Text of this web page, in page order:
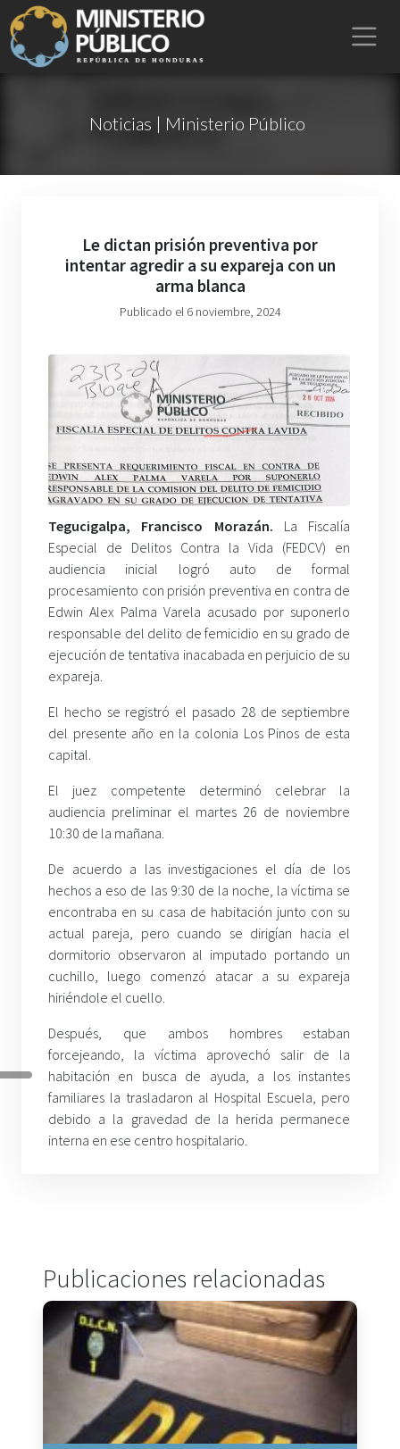
Noticias | Ministerio Público
Le dictan prisión preventiva por
intentar agredir a su expareja con un
arma blanca
Publicado el 6 noviembre, 2024
Tegucigalpa, Francisco Morazán. La Fiscalía
Especial de Delitos Contra la Vida (FEDCV) en
audiencia inicial logró auto de formal
procesamiento con prisión preventiva en contra de
Edwin Alex Palma Varela acusado por suponerlo
responsable del delito de femicidio en su grado de
ejecución de tentativa inacabada en perjuicio de su
expareja.
El hecho se registró el pasado 28 de septiembre
del presente año en la colonia Los Pinos de esta
capital.
El juez competente determinó celebrar la
audiencia preliminar el martes 26 de noviembre
10:30 de la mañana.
De acuerdo a las investigaciones el día de los
hechos a eso de las 9:30 de la noche, la víctima se
encontraba en su casa de habitación junto con su
actual pareja, pero cuando se dirigían hacia el
dormitorio observaron al imputado portando un
cuchillo, luego comenzó atacar a su expareja
hiriéndole el cuello.
Después, que ambos hombres estaban
forcejeando, la víctima aprovechó salir de la
habitación en busca de ayuda, a los instantes
familiares la trasladaron al Hospital Escuela, pero
debido a la gravedad de la herida permanece
interna en ese centro hospitalario.
Publicaciones relacionadas